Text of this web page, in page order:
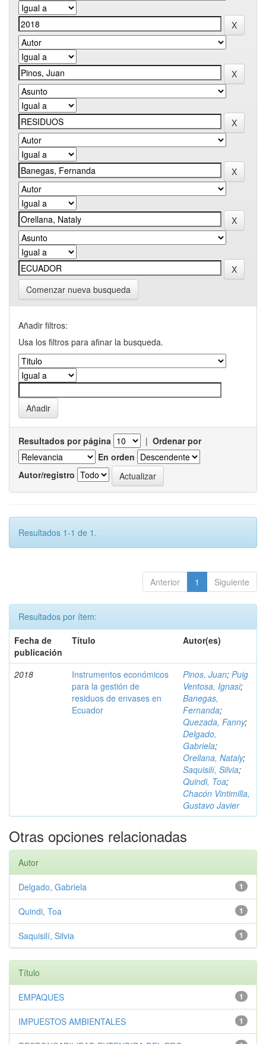
Comenzar nueva busqueda
Añadir filtros:
Usa los filtros para afinar la busqueda.
Resultados por página | Ordenar por
En orden
Autor/registro
Resultados 1-1 de 1.
Anterior 1 Siguiente
Resultados por ítem:
Fecha de
publicación
Título Autor(es)
2018
Instrumentos económicos
para la gestión de
residuos de envases en
Ecuador
Pinos, Juan; Puig
Ventosa, Ignasi;
Banegas,
Fernanda;
Quezada, Fanny;
Delgado,
Gabriela;
Orellana, Nataly;
Saquisilí, Silvia;
Quindi, Toa;
Chacón Vintimilla,
Gustavo Javier
Otras opciones relacionadas
Autor
1
Delgado, Gabriela
1
Quindi, Toa
1
Saquisilí, Silvia
Título
1
EMPAQUES
1
IMPUESTOS AMBIENTALES